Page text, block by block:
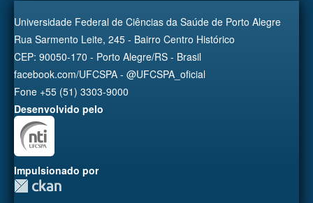
Universidade Federal de Ciências da Saúde de Porto Alegre
Rua Sarmento Leite, 245 - Bairro Centro Histórico
CEP: 90050-170 - Porto Alegre/RS - Brasil
facebook.com/UFCSPA - @UFCSPA_oficial
Fone +55 (51) 3303-9000
Desenvolvido pelo
Impulsionado por